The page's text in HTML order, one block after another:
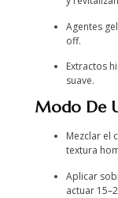
Agentes
off.
Extractos
suave.
Modo De
Mezclar el
textura
Aplicar
actuar